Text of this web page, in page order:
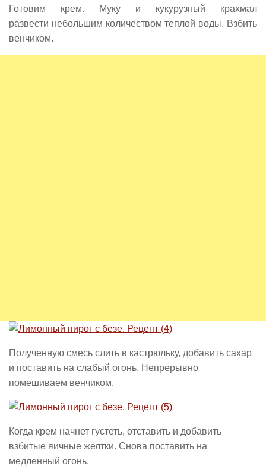
Готовим крем. Муку и кукурузный крахмал
развести небольшим количеством теплой воды. Взбить
венчиком.
Полученную смесь слить в кастрюльку, добавить сахар
и поставить на слабый огонь. Непрерывно
помешиваем венчиком.
Когда крем начнет густеть, отставить и добавить
взбитые яичные желтки. Снова поставить на
медленный огонь.